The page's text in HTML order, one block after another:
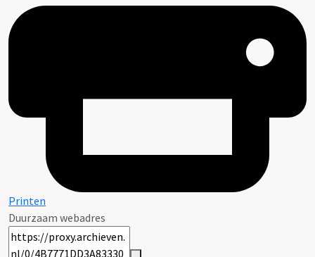
Printen
Duurzaam webadres